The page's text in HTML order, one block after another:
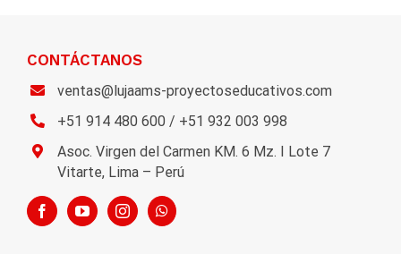
CONTÁCTANOS
ventas@lujaams-proyectoseducativos.com
+51 914 480 600 / +51 932 003 998
Asoc. Virgen del Carmen KM. 6 Mz. I Lote 7
Vitarte, Lima – Perú